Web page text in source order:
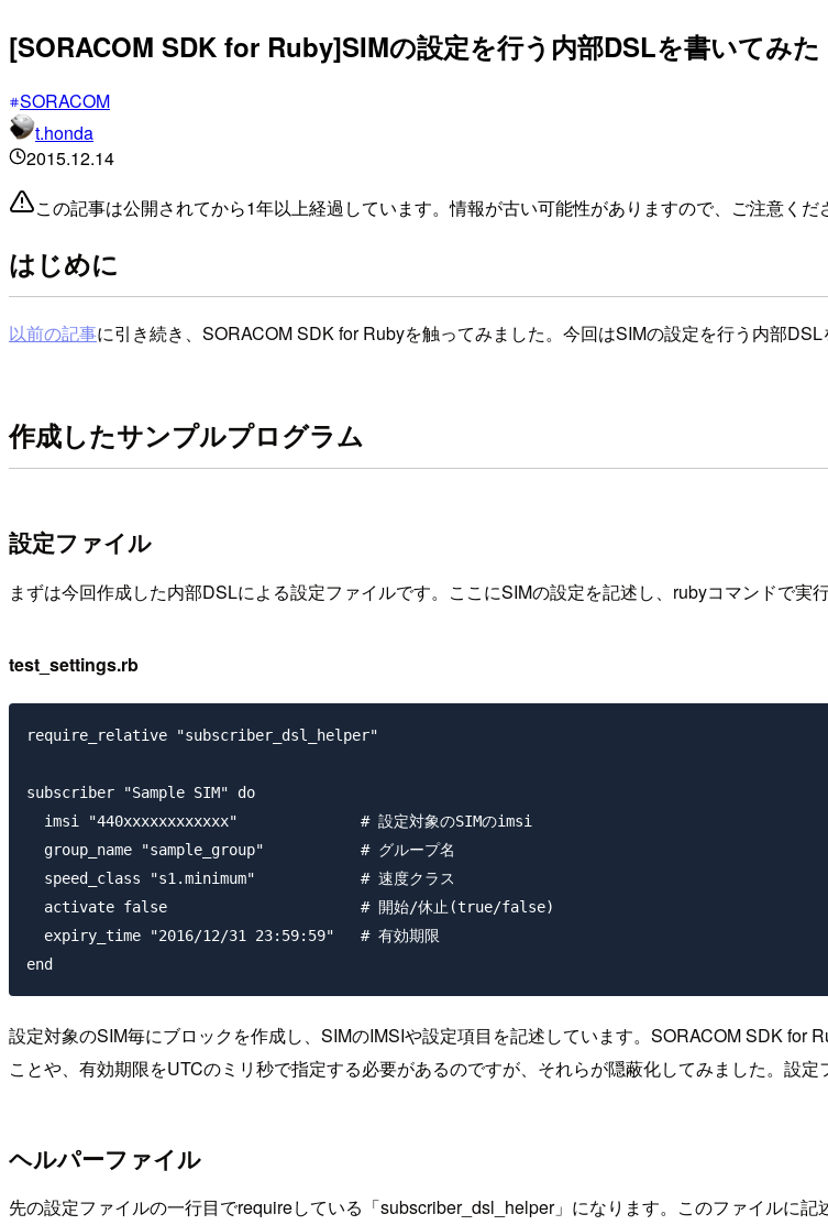
[SORACOM SDK for Ruby]SIMの設定を行う内部DSLを書いてみた
SORACOM
t.honda
2015.12.14
この記事は公開されてから1年以上経過しています。情報が古い可能性がありますので、ご注意くだ
はじめに
以前の記事に引き続き、SORACOM SDK for Rubyを触ってみました。今回はSIMの設定を行う内部DSL
作成したサンプルプログラム
設定ファイル
まずは今回作成した内部DSLによる設定ファイルです。ここにSIMの設定を記述し、rubyコマンドで実行
test_settings.rb
require_relative "subscriber_dsl_helper"
subscriber "Sample SIM" do
  imsi "440xxxxxxxxxxxx"              # 設定対象のSIMのimsi
  group_name "sample_group"           # グループ名
  speed_class "s1.minimum"            # 速度クラス
  activate false                      # 開始/休止(true/false)
  expiry_time "2016/12/31 23:59:59"   # 有効期限
設定対象のSIM毎にブロックを作成し、SIMのIMSIや設定項目を記述しています。SORACOM SDK for
ことや、有効期限をUTCのミリ秒で指定する必要があるのですが、それらが隠蔽化してみました。設
ヘルパーファイル
先の設定ファイルの一行目でrequireしている「subscriber_dsl_helper」になります。このファイルに